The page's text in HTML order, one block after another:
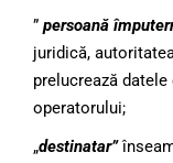
” persoană
juridică,
prelucrează
operatorului;
„destinatar”